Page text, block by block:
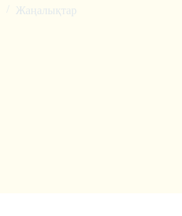
Жаңалықтар